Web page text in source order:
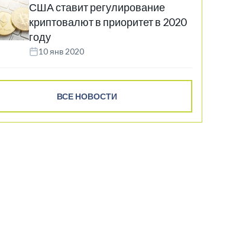
США ставит регулирование
криптовалют в приоритет в 2020
году
10 янв 2020
ВСЕ НОВОСТИ